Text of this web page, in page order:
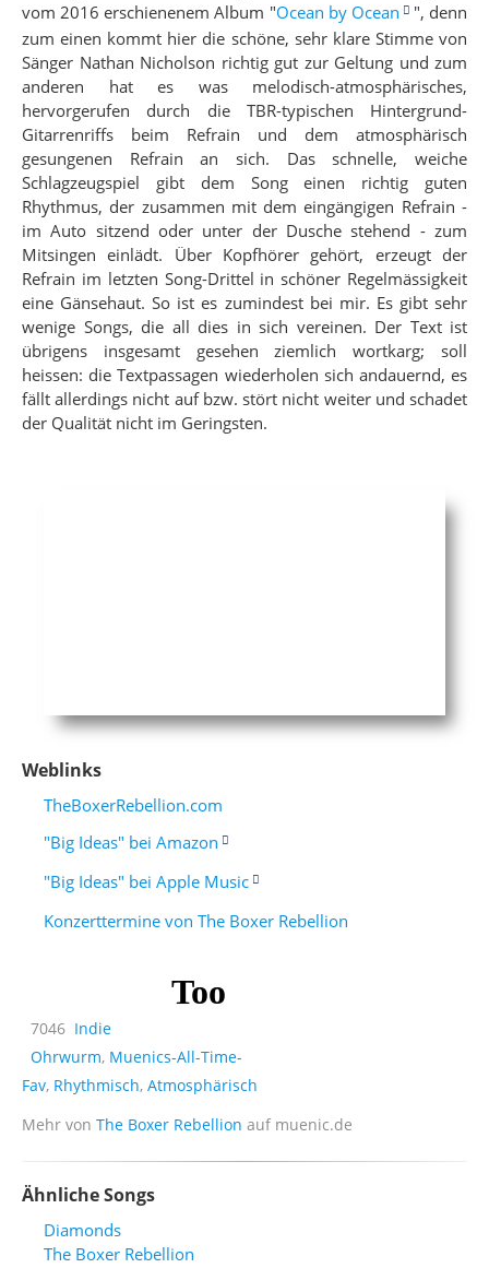
vom 2016 erschienenem Album "Ocean by Ocean
", denn
zum einen kommt hier die schöne, sehr klare Stimme von
Sänger Nathan Nicholson richtig gut zur Geltung und zum
anderen hat es was melodisch-atmosphärisches,
hervorgerufen durch die TBR-typischen Hintergrund-
Gitarrenriffs beim Refrain und dem atmosphärisch
gesungenen Refrain an sich. Das schnelle, weiche
Schlagzeugspiel gibt dem Song einen richtig guten
Rhythmus, der zusammen mit dem eingängigen Refrain -
im Auto sitzend oder unter der Dusche stehend - zum
Mitsingen einlädt. Über Kopfhörer gehört, erzeugt der
Refrain im letzten Song-Drittel in schöner Regelmässigkeit
eine Gänsehaut. So ist es zumindest bei mir. Es gibt sehr
wenige Songs, die all dies in sich vereinen. Der Text ist
übrigens insgesamt gesehen ziemlich wortkarg; soll
heissen: die Textpassagen wiederholen sich andauernd, es
fällt allerdings nicht auf bzw. stört nicht weiter und schadet
der Qualität nicht im Geringsten.
Weblinks
TheBoxerRebellion.com
"Big Ideas" bei Amazon
"Big Ideas" bei Apple Music
Konzerttermine von The Boxer Rebellion
7046 Indie
Ohrwurm, Muenics-All-Time-
Fav, Rhythmisch, Atmosphärisch
Mehr von The Boxer Rebellion auf muenic.de
Ähnliche Songs
Diamonds
The Boxer Rebellion